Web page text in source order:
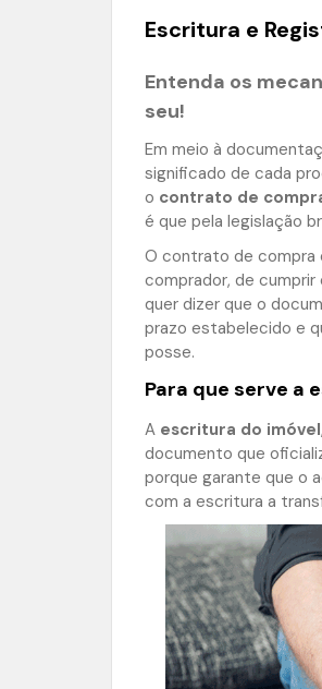
Escritura e
Entenda os
seu!
Em meio à
significado de cada
o contrato de
é que pela legislação
O contrato de compra
comprador, de
quer dizer que o
prazo estabelecido e
posse.
Para que serve a
A escritura do imóvel
documento que
porque garante que o
com a escritura a